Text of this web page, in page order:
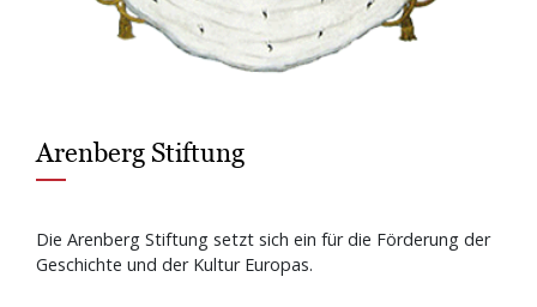
Arenberg Stiftung
Die Arenberg Stiftung setzt sich ein für die Förderung der
Geschichte und der Kultur Europas.